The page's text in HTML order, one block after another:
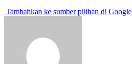
Tambahkan ke sumber pilihan di Google